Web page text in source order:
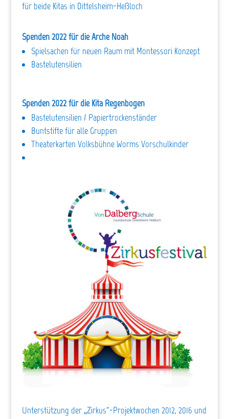
für beide Kitas in Dittelsheim-Heßloch
Spenden 2022 für die Arche Noah
Spielsachen für neuen Raum mit Montessori Konzept
Bastelutensilien
Spenden 2022 für die Kita Regenbogen
Bastelutensilien / Papiertrockenständer
Buntstifte für alle Gruppen
Theaterkarten Volksbühne Worms Vorschulkinder
Unterstützung der „Zirkus“-Projektwochen 2012, 2016 und